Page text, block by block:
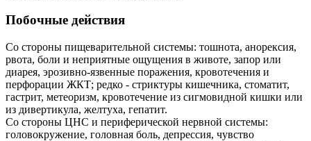
Побочные действия
Со стороны пищеварительной системы: тошнота, анорексия,
рвота, боли и неприятные ощущения в животе, запор или
диарея, эрозивно-язвенные поражения, кровотечения и
перфорации ЖКТ; редко - стриктуры кишечника, стоматит,
гастрит, метеоризм, кровотечение из сигмовидной кишки или
из дивертикула, желтуха, гепатит.
Со стороны ЦНС и периферической нервной системы:
головокружение, головная боль, депрессия, чувство